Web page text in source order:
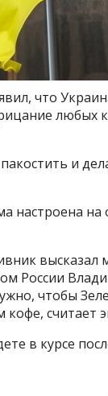
что
любых
и
настроена
высказал
России
чтобы
считает
в курсе